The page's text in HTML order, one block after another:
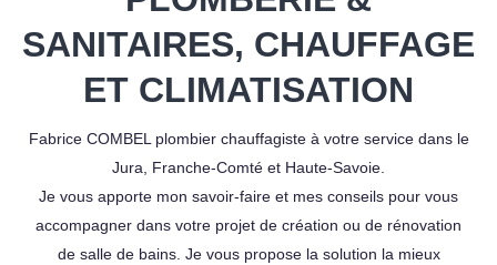
SANITAIRES, CHAUFFAGE
ET CLIMATISATION
Fabrice COMBEL plombier chauffagiste à votre service dans le
Jura, Franche-Comté et Haute-Savoie.
Je vous apporte mon savoir-faire et mes conseils pour vous
accompagner dans votre projet de création ou de rénovation
de salle de bains. Je vous propose la solution la mieux